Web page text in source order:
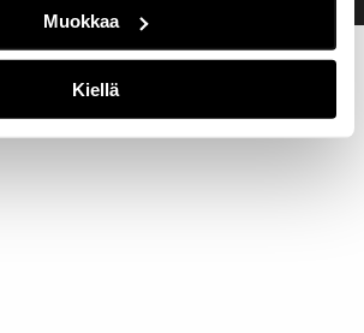
Muokkaa
Kiellä